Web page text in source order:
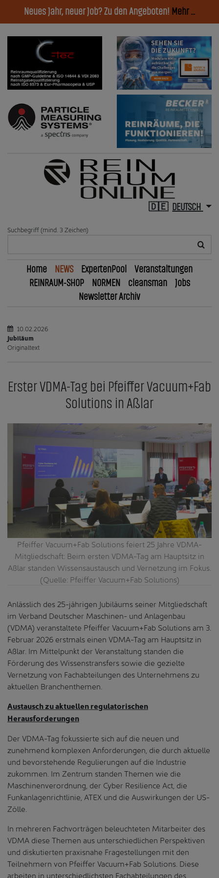
Neues Jahr, neuer Job? Zu den Angeboten! Mehr ...
DEUTSCH
Suchbegriff (mind. 3 Zeichen)
Home NEWS ExpertenPool
Veranstaltungen
REINRAUM-SHOP
NORMEN cleansman
Jobs
Newsletter Archiv
10.02.2026
Jubiläum
Originaltext
Erster VDMA-Tag bei Pfeiffer Vacuum+Fab
Solutions in Aßlar
Pfeiffer Vacuum+Fab Solutions feiert 25 Jahre VDMA-
Mitgliedschaft: Beim ersten VDMA-Tag am Hauptsitz in
Aßlar standen Wissensaustausch und Vernetzung im Fokus.
(Quelle: Pfeiffer Vacuum+Fab Solutions)
Anlässlich des 25-jährigen Jubiläums seiner Mitgliedschaft
im Verband Deutscher Maschinen- und Anlagenbau
(VDMA) veranstaltete Pfeiffer Vacuum+Fab Solutions am 3.
Februar 2026 erstmals einen VDMA-Tag am Hauptsitz in
Aßlar. Im Mittelpunkt der Veranstaltung standen die
Förderung des Wissenstransfers sowie die gezielte
Vernetzung von Fachabteilungen des Unternehmens zu
aktuellen Branchenthemen.
Austausch zu aktuellen regulatorischen
Herausforderungen
Der VDMA-Tag fokussierte sich auf die neuen und
zunehmend komplexen Anforderungen, die durch aktuelle
und bevorstehende Regulierungen auf die Industrie
zukommen. Im Zentrum standen Themen wie die
Maschinenverordnung, der Cyber Resilience Act, die
Funkanlagenrichtlinie, ATEX und die Auswirkungen der US-
Zölle.
In mehreren Fachvorträgen beleuchteten Mitarbeiter des
VDMA diese Themen aus unterschiedlichen Perspektiven
und diskutierten praxisnahe Fragestellungen mit den
Teilnehmern von Pfeiffer Vacuum+Fab Solutions. Diese
arbeiten in unterschiedlichsten Fachabteilungen des